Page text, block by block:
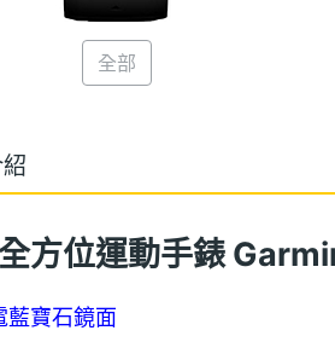
全部
方位運動手錶
藍寶石鏡面